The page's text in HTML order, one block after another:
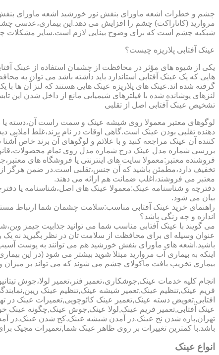
مروارید (کاتاراکت) چشم را افزایش می دهد.این بیماری،عدسی
شبکیه چشم است که برای وضوح بینایی لازم است.سایر
عینک آفتابی پلاریزه چیست؟
یکی از شیوه های مؤثر در محافظت از چشمان استفاده از عینک
گرفته شده اند.عینک های پلاریزه عینک هایی هستند که لنز آن ها
لنزهای پوشانده شده با فیلترهای شیمیایی مانع از داخل شدن این
تشخیص عینک آفتابی اصل از تقلبی
لوگوهای معتبر معمولا روی شیشه عینک و سمت راست آن،دسته یا
دهنده تقلبی بودن عینک است.گاهی اوقات در نام برند،غلط املایی
کننده آن عینک مراجعه کنید و با علائم و لوگوهای آن برند خاص
بررسی شماره مدل عینک درج شماره مدل روی تمام
فروشنده معتبر:معمولا سایت های اینترنتی یا فروشگاه های
تخفیف دارد،مطمئن باشید که آن جنس،تقلبی است.در ضمن هرگز
معتبر می فروشند،اغلب ضمانت هم ارائه می دهند.
دفترچه و شناسنامه عینک:معمولا عینک های اصل،شناسنامه یا
بیان می شود.
راهنمای خرید عینک آفتابی مناسب:سلامت چشمان شما ارتباط
اندازه و چه رنگی باشد؟
می گویند با عینک آفتابی مناسب شما می توانید جذابیت جیمز
عنوان وسیله ای برای محافظت از سلامت تان در نظر بگیرید نه یک
باشید.اشعه های ماورای بنفش خورشید هم می توانند به پوست
اینکه به بیماری آب مروارید مبتلا شوید بیشتر می شود (در این
بیماری تخریب بافت ماکولای چشم می شوند که می تواند بر میزان
انجام کلیه خدمات عینک,جوشکاری،تعمیر فنر،تعمیر لولا،جوش
فریم عینک,تنظیم عینک,تعمیر شیشه عینک,تنظیم عینک
افتابی,تعویض دسته عینک,تعمیر عینک کائوچویی,تعمیرات عینک
عینک آفتابی,تعمیر فریم عینک,لولا عینک,جوش عینک,چگونه عینک
تهران,پاره شدن نخ عینک,در آمدن شیشه عینک,کج شدن عینک,در
باشد.با کمترین تغییرات بر روی ظاهر عینک شما,تعمیرات
انواع عینک